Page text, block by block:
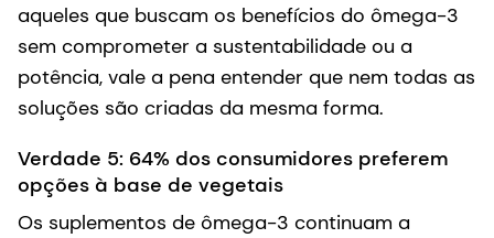
aqueles que buscam os benefícios do ômega-3
sem comprometer a sustentabilidade ou a
potência, vale a pena entender que nem todas as
soluções são criadas da mesma forma.
Verdade 5: 64% dos consumidores preferem
opções à base de vegetais
Os suplementos de ômega-3 continuam a